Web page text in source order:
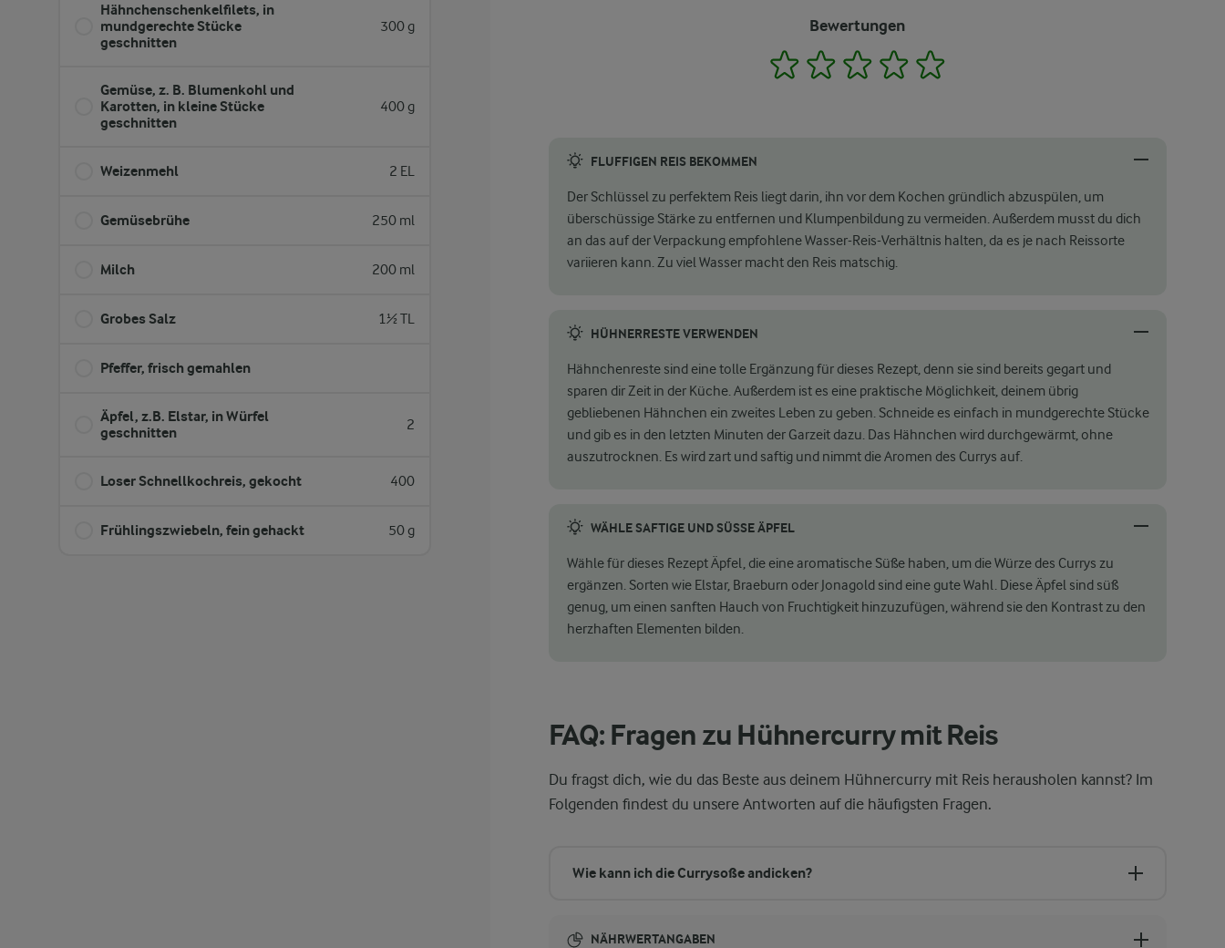
Hähnchenschenkelfilets,​ in
mundgerechte Stücke
geschnitten
300 g
Gemüse, z. B. Blumenkohl und
Karotten, in kleine Stücke
geschnitten
400 g
Weizenmehl 2 EL
Gemüsebrühe 250 ml
Milch 200 ml
Grobes Salz 1½ TL
Pfeffer, frisch gemahlen
Äpfel, z.B. Elstar, in Würfel
geschnitten
2
Loser Schnellkochreis, gekocht 400
Frühlingszwiebeln, fein gehackt 50 g
Bewertungen
1 2 3 4
FLUFFIGEN REIS BEKOMMEN
Der Schlüssel zu perfektem Reis liegt darin, ihn vor dem Kochen gründlich abzuspülen, um
überschüssige Stärke zu entfernen und Klumpenbildung zu vermeiden. Außerdem musst du dich
an das auf der Verpackung empfohlene Wasser-Reis-Verhältnis halten, da es je nach Reissorte
variieren kann. Zu viel Wasser macht den Reis matschig.
HÜHNERRESTE VERWENDEN
Hähnchenreste sind eine tolle Ergänzung für dieses Rezept, denn sie sind bereits gegart und
sparen dir Zeit in der Küche. Außerdem ist es eine praktische Möglichkeit, deinem übrig
gebliebenen Hähnchen ein zweites Leben zu geben. Schneide es einfach in mundgerechte Stücke
und gib es in den letzten Minuten der Garzeit dazu. Das Hähnchen wird durchgewärmt, ohne
auszutrocknen. Es wird zart und saftig und nimmt die Aromen des Currys auf.
WÄHLE SAFTIGE UND SÜSSE ÄPFEL
Wähle für dieses Rezept Äpfel, die eine aromatische Süße haben, um die Würze des Currys zu
ergänzen. Sorten wie Elstar, Braeburn oder Jonagold sind eine gute Wahl. Diese Äpfel sind süß
genug, um einen sanften Hauch von Fruchtigkeit hinzuzufügen, während sie den Kontrast zu den
herzhaften Elementen bilden.
FAQ: Fragen zu Hühnercurry mit Reis
Du fragst dich, wie du das Beste aus deinem Hühnercurry mit Reis herausholen kannst? Im
Folgenden findest du unsere Antworten auf die häufigsten Fragen.
Wie kann ich die Currysoße andicken?
NÄHRWERTANGABEN